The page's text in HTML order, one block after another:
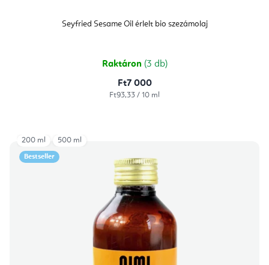
Seyfried Sesame Oil érlelt bio szezámolaj
Raktáron (3 db)
Ft7 000
Egységár:
Ft93,33 / 10 ml
Bestseller
200 ml 500 ml